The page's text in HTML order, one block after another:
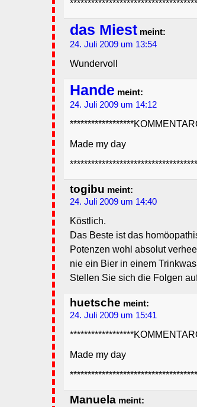
das Miest meint:
24. Juli 2009 um 13:54
Wundervoll
Hande meint:
24. Juli 2009 um 14:12
Made my day
togibu meint:
24. Juli 2009 um 14:40
Köstlich.
Das Beste ist das
Potenzen wohl absolut
nie ein Bier in einem
Stellen Sie sich die Folgen
huetsche meint:
24. Juli 2009 um 15:41
Made my day
Manuela meint: